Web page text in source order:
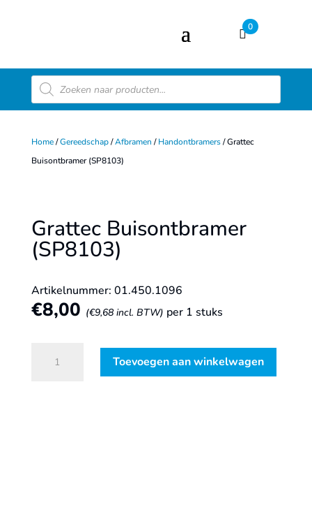
0
Producten
zoeken
Home/Gereedschap/Afbramen /Handontbramers/ Grattec
Buisontbramer (SP8103)
Grattec Buisontbramer
(SP8103)
Artikelnummer: 01.450.1096
€8,00 (€9,68incl. BTW) per 1 stuks
Buisontbramer
Toevoegen aan winkelwagen